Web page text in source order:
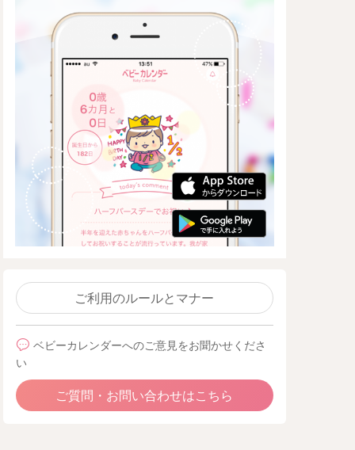
ご利用のルールとマナー
ベビーカレンダーへのご意見をお聞かせくださ
い
ご質問・お問い合わせはこちら